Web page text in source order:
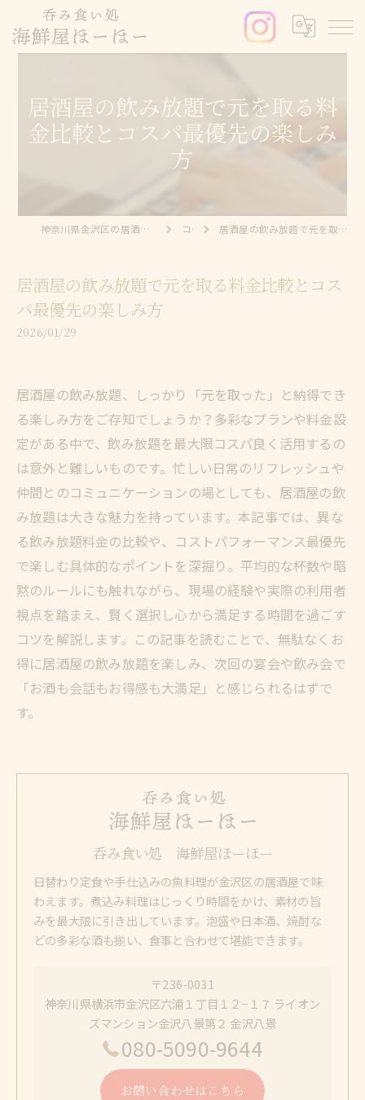
居酒屋の飲み放題で元を取る料
金比較とコスパ最優先の楽しみ
方
神奈川県金沢区の居酒屋なら呑み食い処 海鮮屋ほーほー コラム 居酒屋の飲み放題で元を取る料金比較とコスパ最優先の楽しみ方
居酒屋の飲み放題で元を取る料金比較とコス
パ最優先の楽しみ方
2026/01/29
居酒屋の飲み放題、しっかり「元を取った」と納得でき
る楽しみ方をご存知でしょうか？多彩なプランや料金設
定がある中で、飲み放題を最大限コスパ良く活用するの
は意外と難しいものです。忙しい日常のリフレッシュや
仲間とのコミュニケーションの場としても、居酒屋の飲
み放題は大きな魅力を持っています。本記事では、異な
る飲み放題料金の比較や、コストパフォーマンス最優先
で楽しむ具体的なポイントを深掘り。平均的な杯数や暗
黙のルールにも触れながら、現場の経験や実際の利用者
視点を踏まえ、賢く選択し心から満足する時間を過ごす
コツを解説します。この記事を読むことで、無駄なくお
得に居酒屋の飲み放題を楽しみ、次回の宴会や飲み会で
「お酒も会話もお得感も大満足」と感じられるはずで
す。
呑み食い処 海鮮屋ほーほー
日替わり定食や手仕込みの魚料理が金沢区の居酒屋で味
わえます。煮込み料理はじっくり時間をかけ、素材の旨
みを最大限に引き出しています。泡盛や日本酒、焼酎な
どの多彩な酒も揃い、食事と合わせて堪能できます。
〒236-0031
神奈川県横浜市金沢区六浦１丁目１２−１７ ライオン
ズマンション金沢八景第２ 金沢八景
080-5090-9644
お問い合わせはこちら